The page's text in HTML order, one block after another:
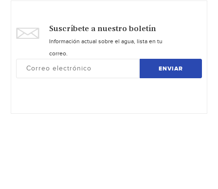
Suscríbete a nuestro boletín
Información actual sobre el agua, lista en tu
correo.
ENVIAR